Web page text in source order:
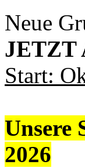
Neue
JETZT
Start:
Unsere
2026